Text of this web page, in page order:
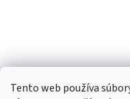
Tento web používa